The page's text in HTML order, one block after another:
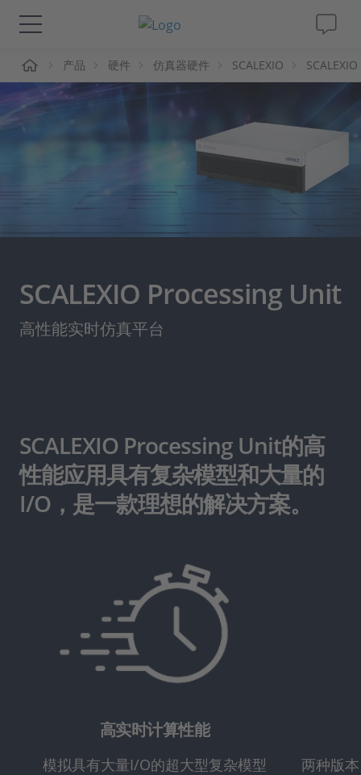
解决方案&产品
人才招聘
产品 硬件 仿真器硬件 SCALEXIO
SCALEXIO Processing Unit
高性能实时仿真平台
SCALEXIO Processing Unit的高
性能应用具有复杂模型和大量的
I/O，是一款理想的解决方案。
高实时计算性能
模拟具有大量I/O的超大型复杂模型 两种版